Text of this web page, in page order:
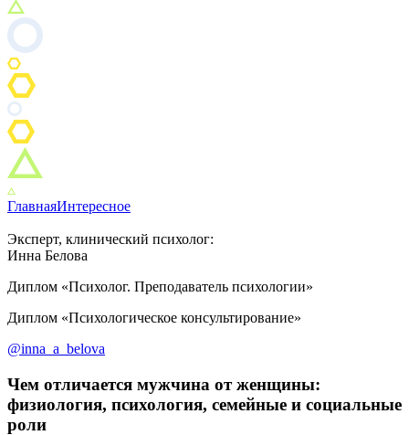
ГлавнаяИнтересное
Эксперт, клинический психолог:
Инна Белова
Диплом «Психолог. Преподаватель психологии»
Диплом «Психологическое консультирование»
@inna_a_belova
Чем отличается мужчина от женщины:
физиология, психология, семейные и социальные
роли